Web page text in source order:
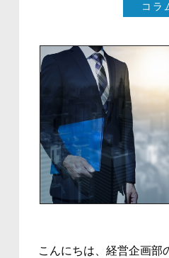
コラ
こんにちは、経営企画部